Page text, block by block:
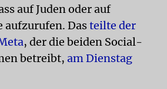
auf Juden oder auf
aufzurufen. Dasteilte der
, der die beiden Social-
betreibt, am Dienstag